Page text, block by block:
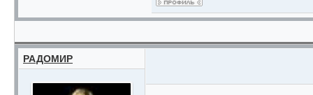
РАДОМИР